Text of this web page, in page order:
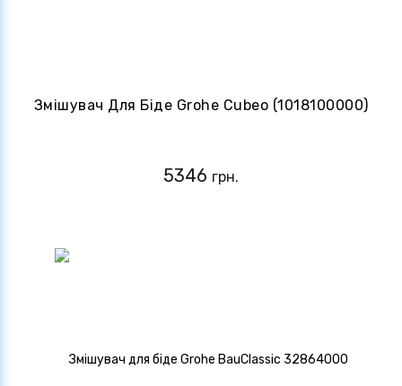
Змішувач Для Біде Grohe Cubeo (1018100000)
5346 грн.